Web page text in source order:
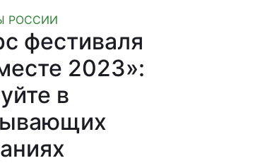
РОССИИ
фестиваля
2023»:
в